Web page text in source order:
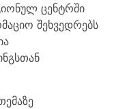
ცენტრში
შეხვედრებს